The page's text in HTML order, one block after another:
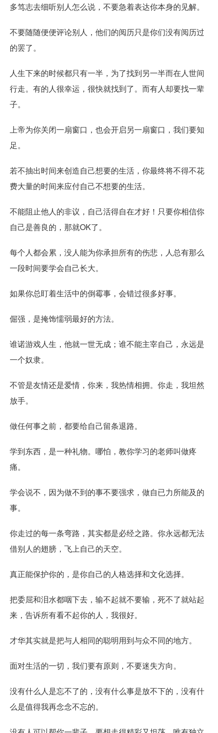
多笃志去细听别人怎么说，不要急着表达你本身的见解。
不要随随便便评论别人，他们的阅历只是你们没有阅历过
的罢了。
人生下来的时候都只有一半，为了找到另一半而在人世间
行走。有的人很幸运，很快就找到了。而有人却要找一辈
子。
上帝为你关闭一扇窗口，也会开启另一扇窗口，我们要知
足。
若不抽出时间来创造自己想要的生活，你最终将不得不花
费大量的时间来应付自己不想要的生活。
不能阻止他人的非议，自己活得自在才好！只要你相信你
自己是善良的，那就OK了。
每个人都会累，没人能为你承担所有的伤悲，人总有那么
一段时间要学会自己长大。
如果你总盯着生活中的倒霉事，会错过很多好事。
倔强，是掩饰懦弱最好的方法。
谁诺游戏人生，他就一世无成；谁不能主宰自己，永远是
一个奴隶。
不管是友情还是爱情，你来，我热情相拥。你走，我坦然
放手。
做任何事之前，都要给自己留条退路。
学到东西，是一种礼物。哪怕，教你学习的老师叫做疼
痛。
学会说不，因为做不到的事不要强求，做自已力所能及的
事。
你走过的每一条弯路，其实都是必经之路。你永远都无法
借别人的翅膀，飞上自己的天空。
真正能保护你的，是你自己的人格选择和文化选择。
把委屈和泪水都咽下去，输不起就不要输，死不了就站起
来，告诉所有看不起你的人，我很好。
才华其实就是把与人相同的聪明用到与众不同的地方。
面对生活的一切，我们要有原则，不要迷失方向。
没有什么人是忘不了的，没有什么事是放不下的，没有什
么是值得我再念念不忘的。